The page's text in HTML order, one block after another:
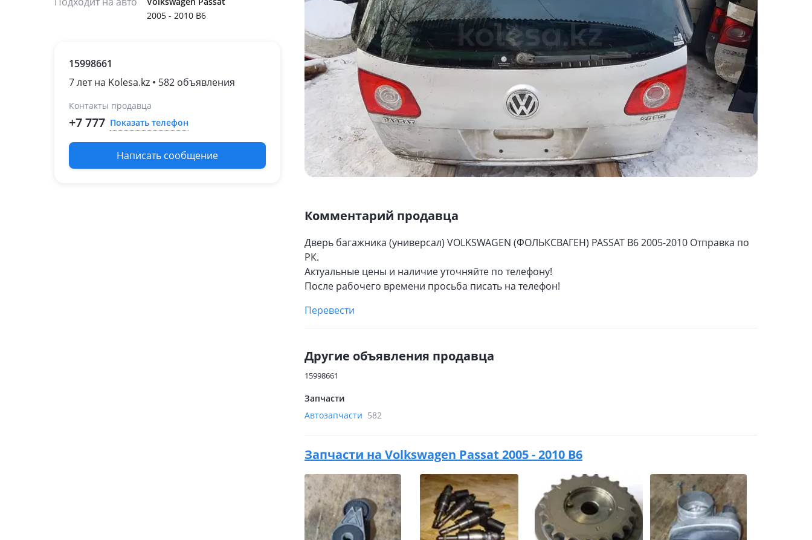
2005 - 2010 B6
15998661
7 лет на Kolesa.kz • 582 объявления
Контакты продавца
+7 777 Показать телефон
Написать сообщение
Комментарий продавца
Дверь багажника (универсал) VOLKSWAGEN (ФОЛЬКСВАГЕН) PASSAT B6 2005-2010 Отправка по
РК.
Актуальные цены и наличие уточняйте по телефону!
После рабочего времени просьба писать на телефон!
Перевести
Другие объявления продавца
15998661
Запчасти
Автозапчасти 582
Запчасти на Volkswagen Passat 2005 - 2010 B6